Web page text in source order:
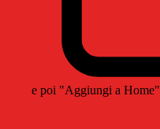
e poi "Aggiungi a Home"